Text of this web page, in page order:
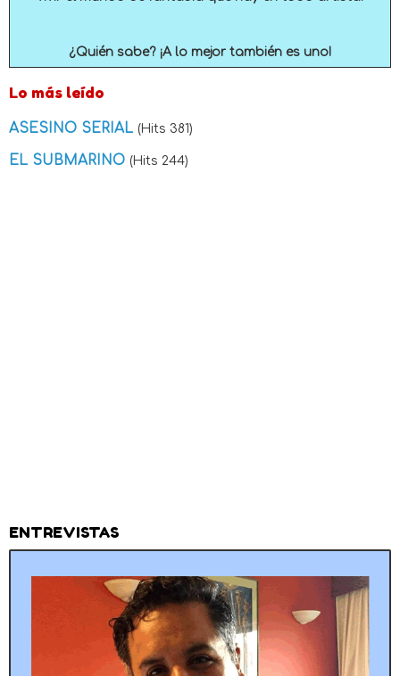
¿Quién sabe? ¡A lo mejor también es uno!
Lo más leído
ASESINO SERIAL (Hits 381)
EL SUBMARINO (Hits 244)
ENTREVISTAS